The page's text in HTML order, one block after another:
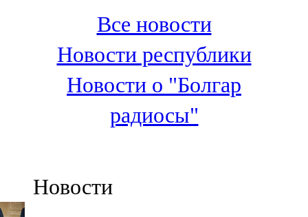
100,3 FM
Зәй
106,6 FM
Кадыбаш
105,2 FM
91,5 FM
Все новости
Новости республики
Новости о "Болгар
радиосы"
Новости